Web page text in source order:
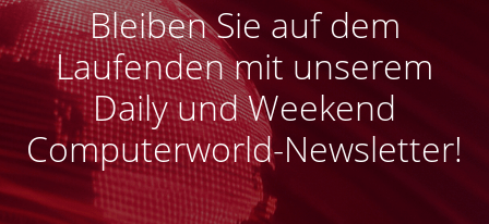
Bleiben Sie auf dem
Laufenden mit unserem
Daily und Weekend
Computerworld-Newsletter!